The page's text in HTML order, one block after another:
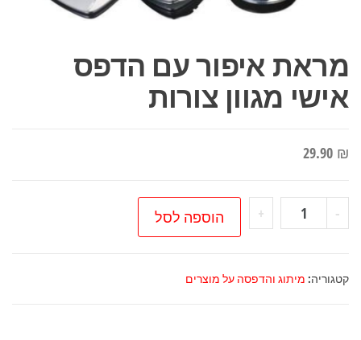
מראת איפור עם הדפס
אישי מגוון צורות
29.90 ₪
-
כמות
של
איפור
+ הוספה לסל
קטגוריה: מיתוג והדפסה על מוצרים